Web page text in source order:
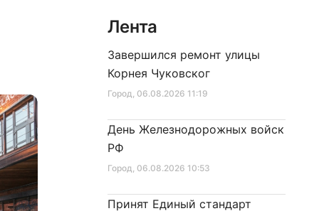
Лента
Город, 06.08.2026 11:19
Завершился ремонт улицы
Корнея Чуковског
Город, 06.08.2026 10:53
День Железнодорожных войск
РФ
Принят Единый стандарт